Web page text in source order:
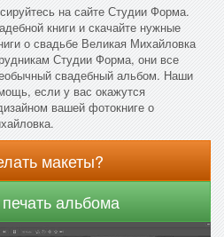
на сайте Студии Форма.
книги и скачайте нужные
о свадьбе Великая Михайловка
Студии Форма, они все
свадебный альбом. Наши
если у вас окажутся
вашей фотокниге о
макеты?
альбома